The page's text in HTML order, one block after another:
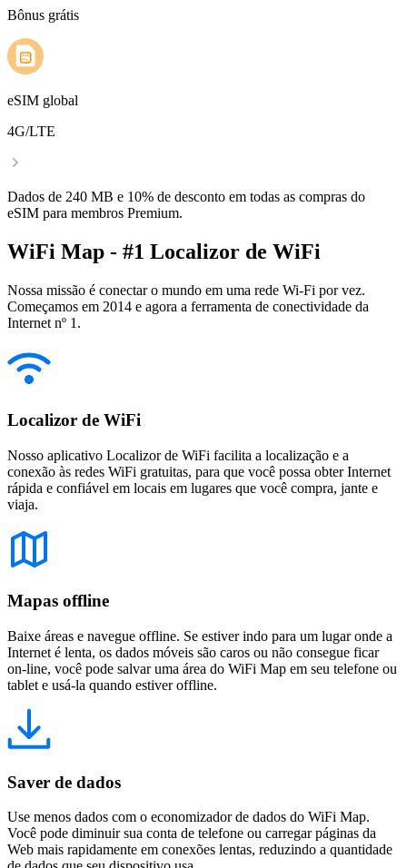
Bônus grátis
eSIM global
4G/LTE
Dados de 240 MB e 10% de desconto em todas as compras do
eSIM para membros Premium.
WiFi Map - #1 Localizor de WiFi
Nossa missão é conectar o mundo em uma rede Wi-Fi por vez.
Começamos em 2014 e agora a ferramenta de conectividade da
Internet nº 1.
Localizor de WiFi
Nosso aplicativo Localizor de WiFi facilita a localização e a
conexão às redes WiFi gratuitas, para que você possa obter Internet
rápida e confiável em locais em lugares que você compra, jante e
viaja.
Mapas offline
Baixe áreas e navegue offline. Se estiver indo para um lugar onde a
Internet é lenta, os dados móveis são caros ou não consegue ficar
on-line, você pode salvar uma área do WiFi Map em seu telefone ou
tablet e usá-la quando estiver offline.
Saver de dados
Use menos dados com o economizador de dados do WiFi Map.
Você pode diminuir sua conta de telefone ou carregar páginas da
Web mais rapidamente em conexões lentas, reduzindo a quantidade